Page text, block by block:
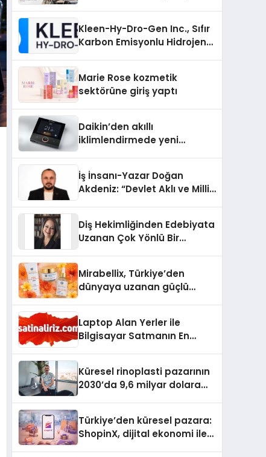
Kleen-Hy-Dro-Gen Inc., Sıfır
Karbon Emisyonlu Hidrojen
Aldı
Marie Rose kozmetik
sektörüne giriş yaptı
Daikin’den akıllı
iklimlendirmede yeni
İş İnsanı-Yazar Doğan
Akdeniz: “Devlet Aklı ve Milli
Diş Hekimliğinden Edebiyata
Uzanan Çok Yönlü Bir
Mirabellix, Türkiye’den
dünyaya uzanan güçlü
Laptop Alan Yerler ile
Bilgisayar Satmanın En
Küresel rinoplasti pazarının
2030’da 9,6 milyar dolara
Türkiye’den küresel pazara:
ShopinX, dijital ekonomi ile